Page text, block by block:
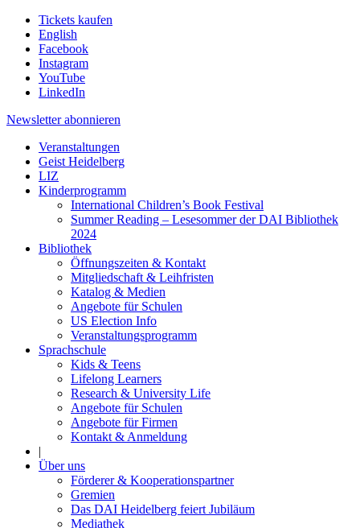
Tickets kaufen
English
Facebook
Instagram
YouTube
LinkedIn
Newsletter abonnieren
Veranstaltungen
Geist Heidelberg
LIZ
Kinderprogramm
International Children’s Book Festival
Summer Reading – Lesesommer der DAI Bibliothek
2024
Bibliothek
Öffnungszeiten & Kontakt
Mitgliedschaft & Leihfristen
Katalog & Medien
Angebote für Schulen
US Election Info
Veranstaltungsprogramm
Sprachschule
Kids & Teens
Lifelong Learners
Research & University Life
Angebote für Schulen
Angebote für Firmen
Kontakt & Anmeldung
|
Über uns
Förderer & Kooperationspartner
Gremien
Das DAI Heidelberg feiert Jubiläum
Mediathek